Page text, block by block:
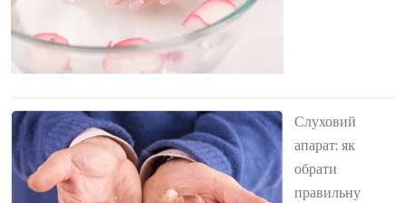
Слуховий
апарат: як
обрати
правильну